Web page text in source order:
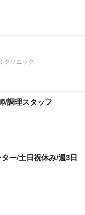
クリニック
/調理スタッフ
ー/土日祝休み/週3日